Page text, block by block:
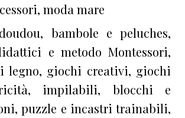
moda mare
bambole e peluches,
e metodo Montessori,
legno, giochi creativi, giochi
impilabili, blocchi e
puzzle e incastri trainabili,